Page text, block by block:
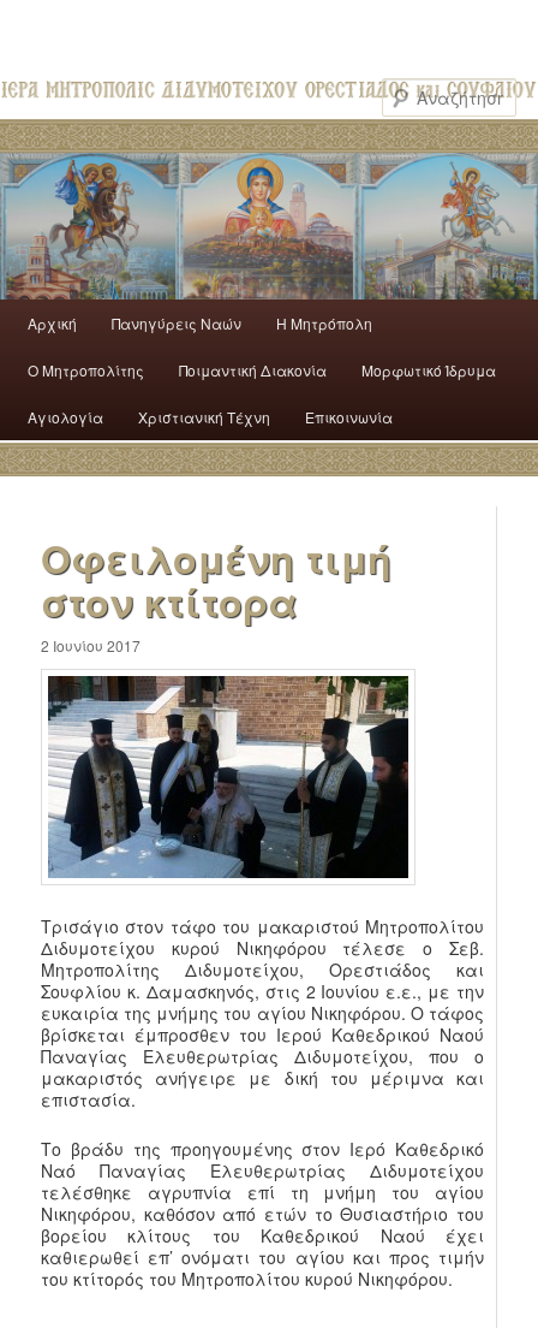
Αρχική Πανηγύρεις Ναών H Mητρόπολη
Ο Mητροπολίτης Ποιμαντική Διακονία Μορφωτικό Ίδρυμα
Αγιολογία Χριστιανική Τέχνη Επικοινωνία
Οφειλομένη τιμή
στον κτίτορα
2 Ιουνίου 2017
Τρισάγιο στον τάφο του μακαριστού Μητροπολίτου
Διδυμοτείχου κυρού Νικηφόρου τέλεσε ο Σεβ.
Μητροπολίτης Διδυμοτείχου, Ορεστιάδος και
Σουφλίου κ. Δαμασκηνός, στις 2 Ιουνίου ε.ε., με την
ευκαιρία της μνήμης του αγίου Νικηφόρου. Ο τάφος
βρίσκεται έμπροσθεν του Ιερού Καθεδρικού Ναού
Παναγίας Ελευθερωτρίας Διδυμοτείχου, που ο
μακαριστός ανήγειρε με δική του μέριμνα και
επιστασία.
Το βράδυ της προηγουμένης στον Ιερό Καθεδρικό
Ναό Παναγίας Ελευθερωτρίας Διδυμοτείχου
τελέσθηκε αγρυπνία επί τη μνήμη του αγίου
Νικηφόρου, καθόσον από ετών το Θυσιαστήριο του
βορείου κλίτους του Καθεδρικού Ναού έχει
καθιερωθεί επ’ ονόματι του αγίου και προς τιμήν
του κτίτορός του Μητροπολίτου κυρού Νικηφόρου.